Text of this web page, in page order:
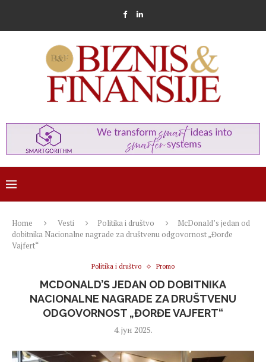
Home Vesti Politika i društvo
McDonald’s jedan od
dobitnika Nacionalne nagrade za društvenu odgovornost „Đorđe
Vajfert“
Politika i društvo Promo
MCDONALD’S JEDAN OD DOBITNIKA
NACIONALNE NAGRADE ZA DRUŠTVENU
ODGOVORNOST „ĐORĐE VAJFERT“
4. јун 2025.